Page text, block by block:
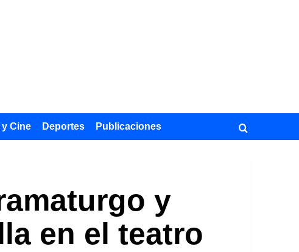
y Cine Deportes Publicaciones
y
en el teatro